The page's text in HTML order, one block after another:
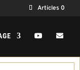
Articles 0